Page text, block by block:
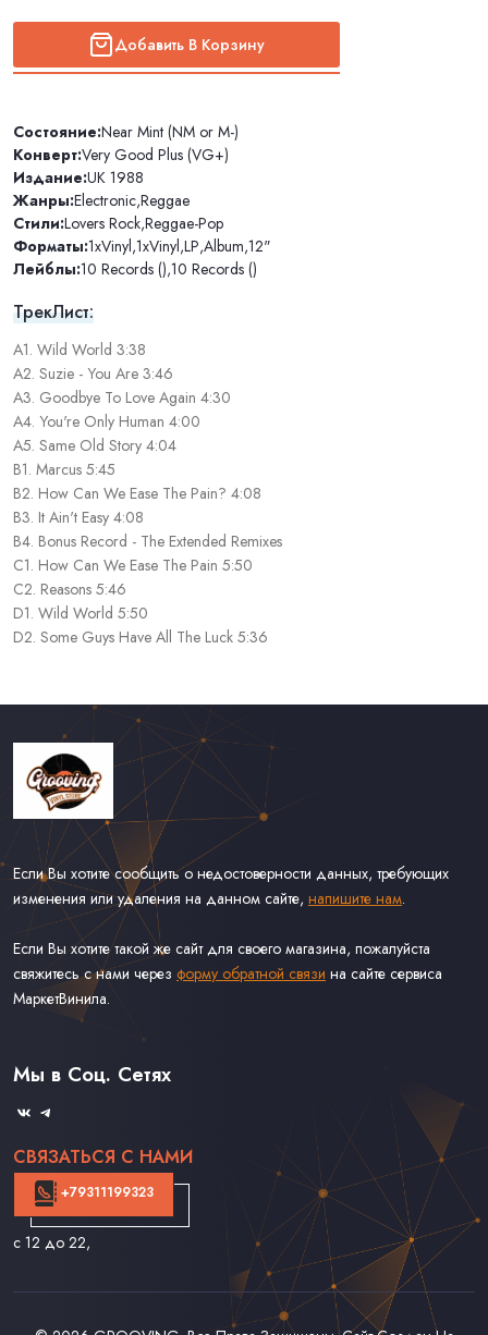
Добавить В Корзину
Состояние:Near Mint (NM or M-)
Конверт:Very Good Plus (VG+)
Издание:UK 1988
Жанры:Electronic,Reggae
Стили:Lovers Rock,Reggae-Pop
Форматы:1xVinyl,1xVinyl,LP,Album,12"
Лейблы:10 Records (),10 Records ()
ТрекЛист:
A1. Wild World 3:38
A2. Suzie - You Are 3:46
A3. Goodbye To Love Again 4:30
A4. You're Only Human 4:00
A5. Same Old Story 4:04
B1. Marcus 5:45
B2. How Can We Ease The Pain? 4:08
B3. It Ain't Easy 4:08
B4. Bonus Record - The Extended Remixes
C1. How Can We Ease The Pain 5:50
C2. Reasons 5:46
D1. Wild World 5:50
D2. Some Guys Have All The Luck 5:36
Если Вы хотите сообщить о недостоверности данных, требующих
изменения или удаления на данном сайте, напишите нам.
Если Вы хотите такой же сайт для своего магазина, пожалуйста
свяжитесь с нами через форму обратной связи на сайте сервиса
МаркетВинила.
Связаться С Нами
Оферта
Мы в Соц. Сетях
СВЯЗАТЬСЯ С НАМИ
+79311199323
с 12 до 22,